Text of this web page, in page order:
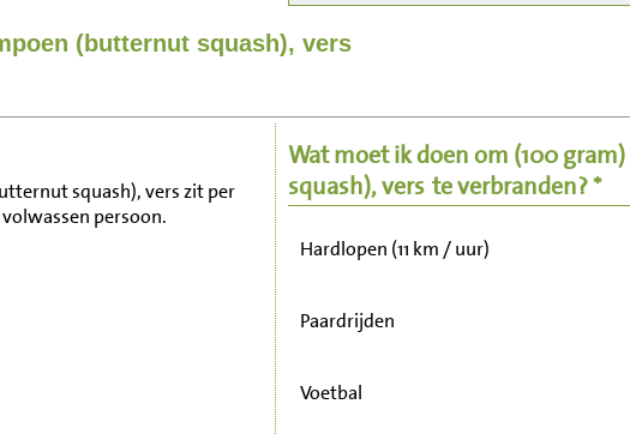
(butternut squash), vers
squash), vers zit per
persoon.
Wat moet ik doen om (100 gram)
squash), vers te verbranden? *
Zitten, tv kijken
Wandelen (5 km/uur)
Hardlopen (11 km / uur)
Paardrijden
Voetbal